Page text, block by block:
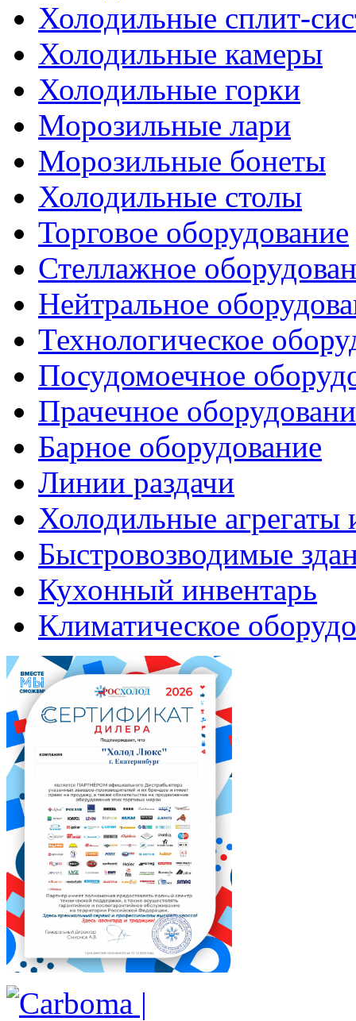
Холодильные сплит-
Холодильные камеры
Холодильные горки
Морозильные лари
Морозильные бонеты
Холодильные столы
Торговое оборудование
Стеллажное
Нейтральное
Технологическое
Посудомоечное
Прачечное
Барное оборудование
Линии раздачи
Холодильные агрегаты
Быстровозводимые
Кухонный инвентарь
Климатическое